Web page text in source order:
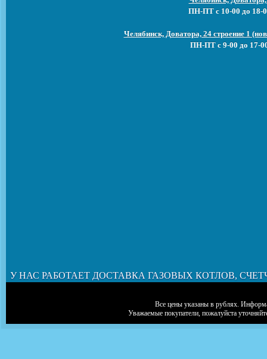
ПН-ПТ с 10-00 до 18-
Челябинск, Доватора, 24 строение 1
ПН-ПТ с 9-00 до 17-
У НАС РАБОТАЕТ ДОСТАВКА ГАЗОВЫХ КОТЛОВ,
Все цены указаны в рублях.
Уважаемые покупатели, пожалуйста